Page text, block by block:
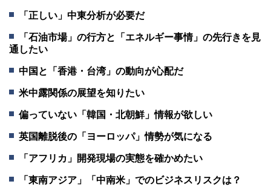
「正しい」中東分析が必要だ
「石油市場」の行方と「エネルギー事情」の先行きを見
通したい
中国と「香港・台湾」の動向が心配だ
米中露関係の展望を知りたい
偏っていない「韓国・北朝鮮」情報が欲しい
英国離脱後の「ヨーロッパ」情勢が気になる
「アフリカ」開発現場の実態を確かめたい
「東南アジア」「中南米」でのビジネスリスクは？